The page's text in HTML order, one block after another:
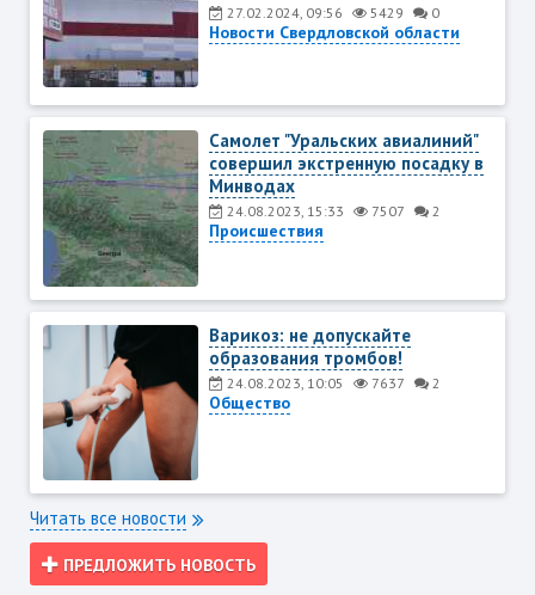
27.02.2024, 09:56 5429 0
Новости Свердловской области
Самолет "Уральских авиалиний"
совершил экстренную посадку в
Минводах
24.08.2023, 15:33 7507 2
Происшествия
Варикоз: не допускайте
образования тромбов!
24.08.2023, 10:05 7637 2
Общество
Читать все новости
ПРЕДЛОЖИТЬ НОВОСТЬ